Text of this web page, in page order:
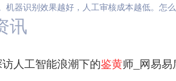
机器识别效果越好，人工审核成本越低。怎
讯
人工智能浪潮下的鉴黄师_网易易